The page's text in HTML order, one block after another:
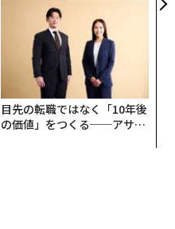
アクアソリューションの10年
目先の転職ではなく「10年後
の価値」をつくる──アサイ